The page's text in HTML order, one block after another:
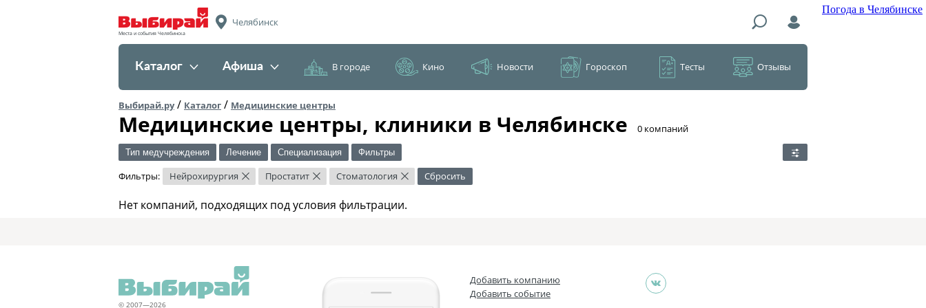
Погода в Челябинске
Места и события Челябинска
Челябинск
Каталог Афиша В городе Кино Новости Гороскоп Тесты Отзывы
Выбирай.ру/ Каталог / Медицинские центры
Медицинские центры, клиники в Челябинске ​0 компаний
Тип медучреждения Лечение Специализация Фильтры
Фильтры: Нейрохирургия × Простатит × Стоматология × Сбросить
Нет компаний, подходящих под условия фильтрации.
© 2007—2026
Добавить компанию
Добавить событие